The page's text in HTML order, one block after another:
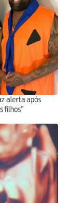
alerta após
filhos”